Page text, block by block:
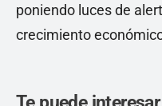
poniendo luces de
crecimiento